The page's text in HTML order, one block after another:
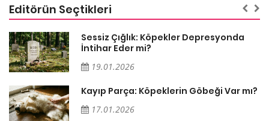
Editörün Seçtikleri
Sessiz Çığlık: Köpekler Depresyonda
İntihar Eder mi?
19.01.2026
Kayıp Parça: Köpeklerin Göbeği Var mı?
17.01.2026